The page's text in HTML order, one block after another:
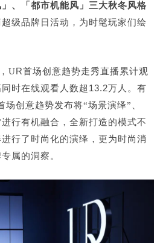
、「都市机能风」三大秋冬风格
超级品牌日活动，为时髦玩家们绘
UR首场创意趋势走秀直播累计观
时在线观看人数超13.2万人。 有
场创意趋势发布将“场景演绎”、
行有机融合，全新打造的模式不
行了时尚化的演绎，更为时尚消
属的洞察。